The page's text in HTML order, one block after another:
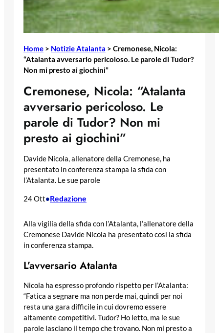
Home > Notizie Atalanta > Cremonese, Nicola:
“Atalanta avversario pericoloso. Le parole di Tudor?
Non mi presto ai giochini”
Cremonese, Nicola: “Atalanta
avversario pericoloso. Le
parole di Tudor? Non mi
presto ai giochini”
Davide Nicola, allenatore della Cremonese, ha
presentato in conferenza stampa la sfida con
l’Atalanta. Le sue parole
24 Ott•Redazione
Alla vigilia della sfida con l’Atalanta, l’allenatore della
Cremonese Davide Nicola ha presentato così la sfida
in conferenza stampa.
L’avversario Atalanta
Nicola ha espresso profondo rispetto per l’Atalanta:
“Fatica a segnare ma non perde mai, quindi per noi
resta una gara difficile in cui dovremo essere
altamente competitivi. Tudor? Ho letto, ma le sue
parole lasciano il tempo che trovano. Non mi presto a